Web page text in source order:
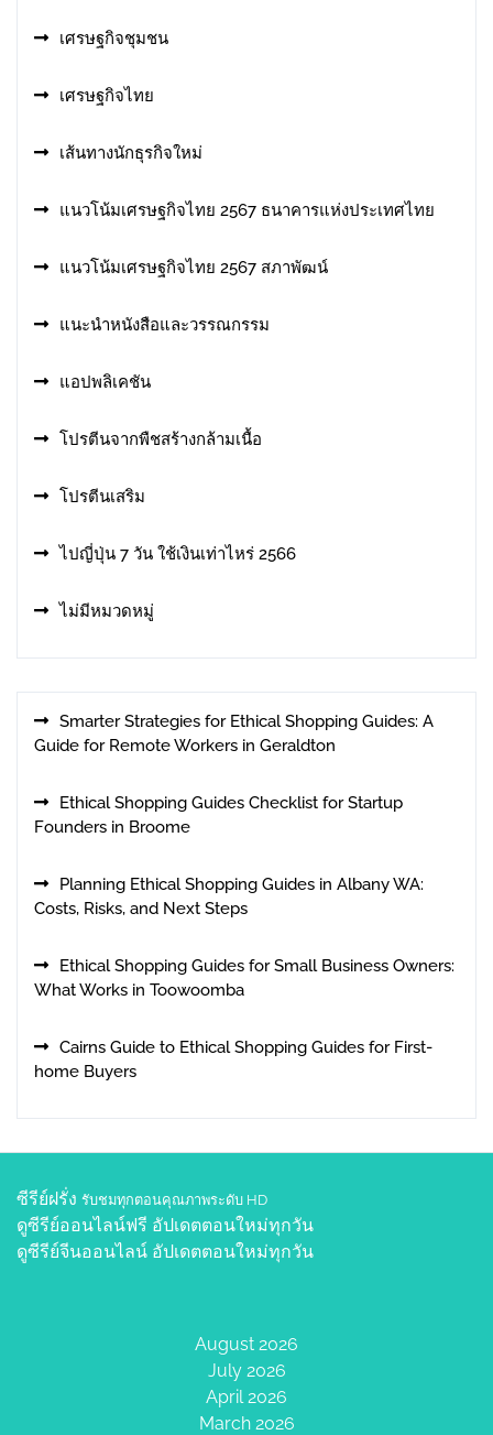
เศรษฐกิจชุมชน
เศรษฐกิจไทย
เส้นทางนักธุรกิจใหม่
แนวโน้มเศรษฐกิจไทย 2567 ธนาคารแห่งประเทศไทย
แนวโน้มเศรษฐกิจไทย 2567 สภาพัฒน์
แนะนำหนังสือและวรรณกรรม
แอปพลิเคชัน
โปรตีนจากพืชสร้างกล้ามเนื้อ
โปรตีนเสริม
ไปญี่ปุ่น 7 วัน ใช้เงินเท่าไหร่ 2566
ไม่มีหมวดหมู่
Smarter Strategies for Ethical Shopping Guides: A
Guide for Remote Workers in Geraldton
Ethical Shopping Guides Checklist for Startup
Founders in Broome
Planning Ethical Shopping Guides in Albany WA:
Costs, Risks, and Next Steps
Ethical Shopping Guides for Small Business Owners:
What Works in Toowoomba
Cairns Guide to Ethical Shopping Guides for First-
home Buyers
ซีรีย์ฝรั่ง รับชมทุกตอนคุณภาพระดับ HD
ดูซีรีย์ออนไลน์ฟรี อัปเดตตอนใหม่ทุกวัน
ดูซีรีย์จีนออนไลน์ อัปเดตตอนใหม่ทุกวัน
August 2026
July 2026
April 2026
March 2026